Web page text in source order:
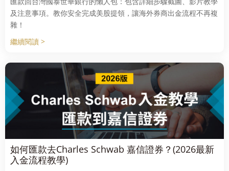
及注意事項。教你安全完成美股提領，讓海外券商出金流程不再複
雜！
繼續閱讀 >
如何匯款去Charles Schwab 嘉信證券？(2026最新
入金流程教學)